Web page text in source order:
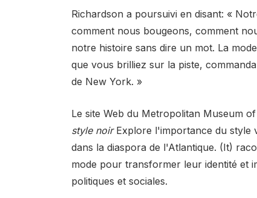
Richardson a poursuivi en disant: «
comment nous bougeons, comment
notre histoire sans dire un mot. La
que vous brilliez sur la piste,
de New York. »
Le site Web du Metropolitan Museum
style noirExplore l'importance du style
dans la diaspora de l'Atlantique. (It)
mode pour transformer leur identité et
politiques et sociales.